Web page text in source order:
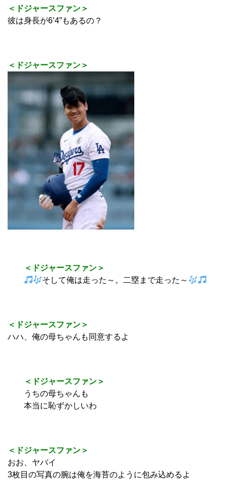
＜ドジャースファン＞
彼は身長が6’4”もあるの？
＜ドジャースファン＞
＜ドジャースファン＞
そして俺は走った～。二塁まで走った～
＜ドジャースファン＞
ハハ、俺の母ちゃんも同意するよ
＜ドジャースファン＞
うちの母ちゃんも
本当に恥ずかしいわ
＜ドジャースファン＞
おお、ヤバイ
3枚目の写真の腕は俺を海苔のように包み込めるよ